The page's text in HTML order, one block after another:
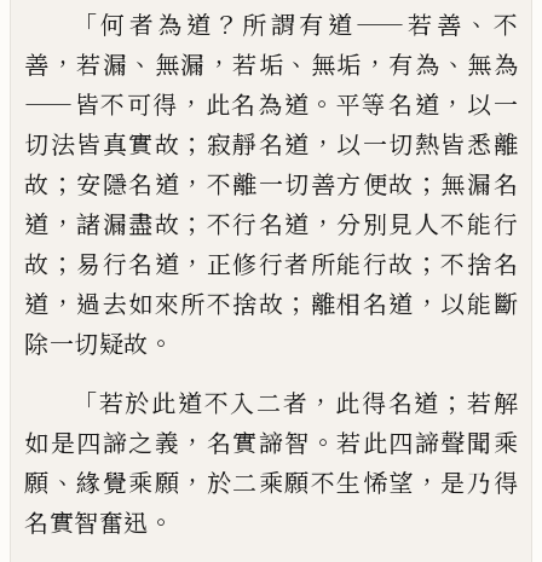
「何者為道 ？ 所謂有道——若善 、 不
善 ，若漏 、 無漏 ，若垢 、 無垢 ， 有為 、 無為
——皆不可得 ， 此名為道 。 平等名道 ， 以一
切法皆真實故 ； 寂靜名道 ， 以一切熱皆悉離
故 ； 安隱名道 ， 不離一切善方便故 ； 無漏名
道 ，諸漏盡故 ； 不行名道 ， 分別見人不能行
故 ； 易行名道 ， 正修行者所能行故 ； 不捨名
道 ， 過去如來所不捨故 ； 離相名道 ， 以能斷
除一切疑故 。
「若於此道不入二者 ， 此得名道 ； 若解
如是四諦之義 ， 名實諦智 。若此四諦聲聞乘
願 、 緣覺乘願 ， 於二乘願不生悕望 ， 是乃得
名實智奮迅 。